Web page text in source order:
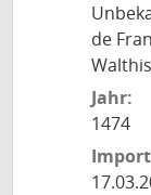
de
Jahr:
1474